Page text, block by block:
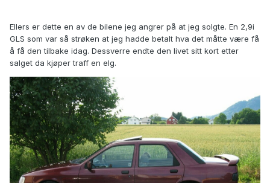
Ellers er dette en av de bilene jeg angrer på at jeg solgte. En 2,9i
GLS som var så strøken at jeg hadde betalt hva det måtte være få
å få den tilbake idag. Dessverre endte den livet sitt kort etter
salget da kjøper traff en elg.